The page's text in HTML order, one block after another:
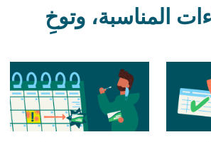
المناسبة، وتوخِ